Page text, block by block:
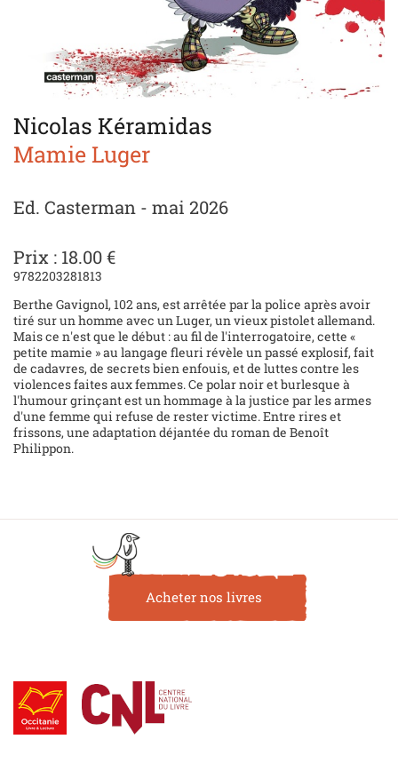
Nicolas Kéramidas
Mamie Luger
Ed. Casterman - mai 2026
Prix : 18.00 €
9782203281813
Berthe Gavignol, 102 ans, est arrêtée par la police après avoir
tiré sur un homme avec un Luger, un vieux pistolet allemand.
Mais ce n'est que le début : au fil de l'interrogatoire, cette «
petite mamie » au langage fleuri révèle un passé explosif, fait
de cadavres, de secrets bien enfouis, et de luttes contre les
violences faites aux femmes. Ce polar noir et burlesque à
l'humour grinçant est un hommage à la justice par les armes
d'une femme qui refuse de rester victime. Entre rires et
frissons, une adaptation déjantée du roman de Benoît
Philippon.
Acheter nos livres